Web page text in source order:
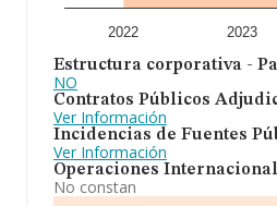
2022 2023
Estructura corporativa -
NO
Contratos Públicos
Ver Información
Incidencias de Fuentes
Ver Información
Operaciones
No constan